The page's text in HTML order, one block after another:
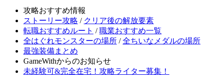
攻略おすすめ情報
ストーリー攻略 / クリア後の解放要素
転職おすすめルート /職業おすすめ一覧
全はぐれモンスターの場所 /全ちいなメダルの場所
最強装備まとめ
GameWithからのお知らせ
未経験可&完全在宅！攻略ライター募集！